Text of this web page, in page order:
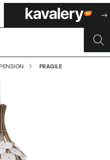
|
de la page
FRAGILE